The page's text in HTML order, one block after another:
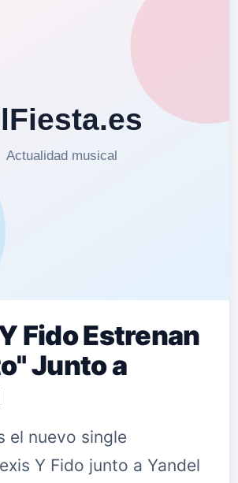
cambiamos de
para el sábado 29
“Las Cocheras del
de ubicación, es
en el “El Gran
el 24 de Junio, a
Ojuelos ha publicado …
Fido Estrenan
Junto a
el nuevo single
Y Fido junto a Yandel